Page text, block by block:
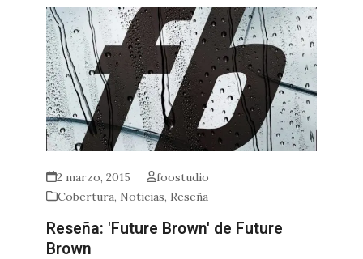
2 marzo, 2015
foostudio
Cobertura, Noticias,Reseña
Reseña: 'Future Brown' de Future
Brown